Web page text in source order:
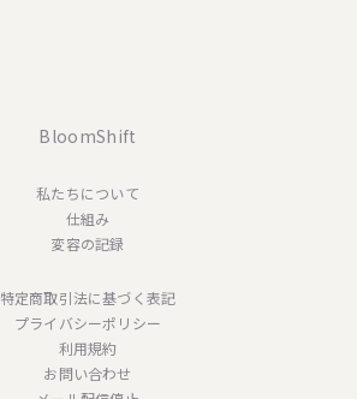
BloomShift
私たちについて
仕組み
変容の記録
特定商取引法に基づく表記
プライバシーポリシー
利用規約
お問い合わせ